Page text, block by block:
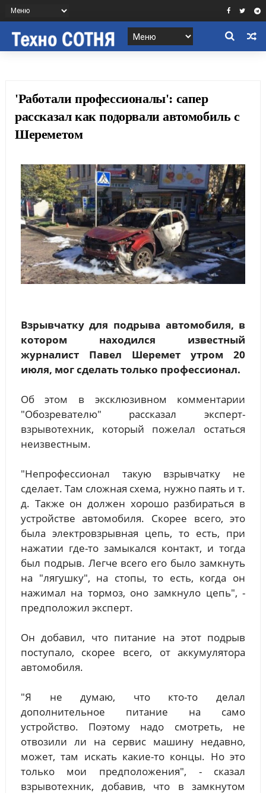
'Работали профессионалы': сапер
рассказал как подорвали автомобиль с
Шереметом
Взрывчатку для подрыва автомобиля, в
котором находился известный
журналист Павел Шеремет утром 20
июля, мог сделать только профессионал.
Об этом в эксклюзивном комментарии
"Обозревателю" рассказал эксперт-
взрывотехник, который пожелал остаться
неизвестным.
"Непрофессионал такую взрывчатку не
сделает. Там сложная схема, нужно паять и т.
д. Также он должен хорошо разбираться в
устройстве автомобиля. Скорее всего, это
была электровзрывная цепь, то есть, при
нажатии где-то замыкался контакт, и тогда
был подрыв. Легче всего его было замкнуть
на "лягушку", на стопы, то есть, когда он
нажимал на тормоз, оно замкнуло цепь", -
предположил эксперт.
Он добавил, что питание на этот подрыв
поступало, скорее всего, от аккумулятора
автомобиля.
"Я не думаю, что кто-то делал
дополнительное питание на само
устройство. Поэтому надо смотреть, не
отвозили ли на сервис машину недавно,
может, там искать какие-то концы. Но это
только мои предположения", - сказал
взрывотехник, добавив, что в замкнутом